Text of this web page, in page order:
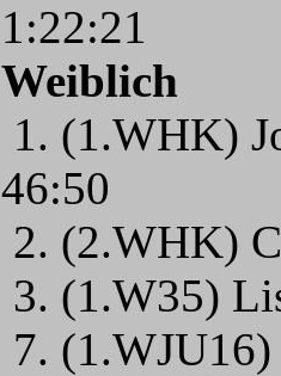
1:22:21
Weiblich
1. (1.WHK)
46:50
2. (2.WHK)
3. (1.W35)
7.